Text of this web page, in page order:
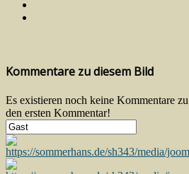
Kommentare zu diesem Bild
Es existieren noch keine Kommentare
den ersten Kommentar!